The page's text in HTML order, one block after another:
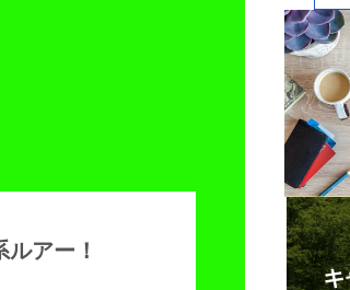
アー！